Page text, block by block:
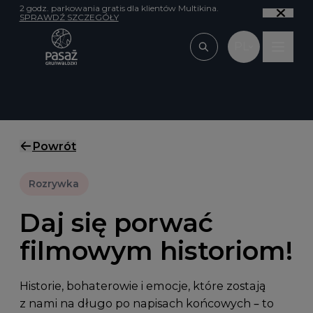
Przejdź do treści
2 godz. parkowania gratis dla klientów Multikina.
SPRAWDŹ SZCZEGÓŁY
Wpisz, czego
Powrót
Rozrywka
Daj się porwać
filmowym historiom!
Historie, bohaterowie i emocje, które zostają
z nami na długo po napisach końcowych – to